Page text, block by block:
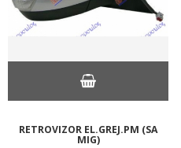
RETROVIZOR EL.GREJ.PM (SA
MIG)